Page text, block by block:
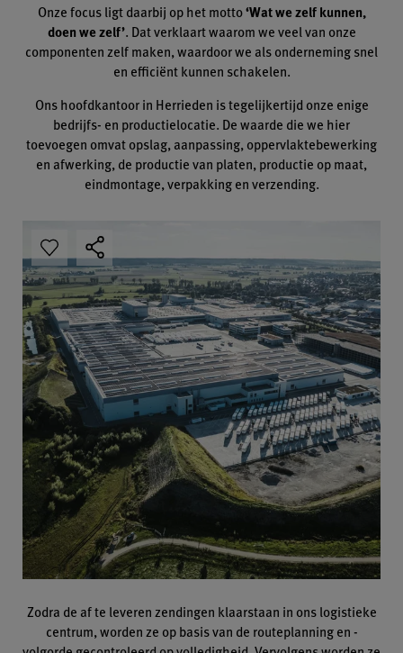
Onze focus ligt daarbij op het motto‘Wat we zelf kunnen,
doen we zelf’. Dat verklaart waarom we veel van onze
componenten zelf maken, waardoor we als onderneming snel
en efficiënt kunnen schakelen.
Ons hoofdkantoor in Herrieden is tegelijkertijd onze enige
bedrijfs- en productielocatie. De waarde die we hier
toevoegen omvat opslag, aanpassing, oppervlaktebewerking
en afwerking, de productie van platen, productie op maat,
eindmontage, verpakking en verzending.
Zodra de af te leveren zendingen klaarstaan in ons logistieke
centrum, worden ze op basis van de routeplanning en -